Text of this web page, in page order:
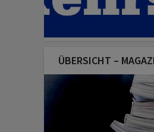
ÜBERSICHT –